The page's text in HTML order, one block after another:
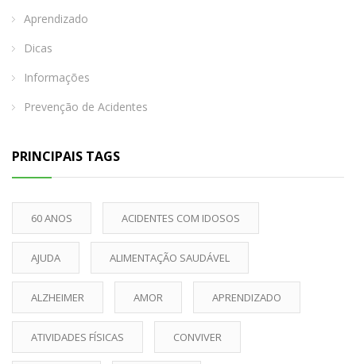
Aprendizado
Dicas
Informações
Prevenção de Acidentes
PRINCIPAIS TAGS
60 ANOS ACIDENTES COM IDOSOS
AJUDA ALIMENTAÇÃO SAUDÁVEL
ALZHEIMER AMOR APRENDIZADO
ATIVIDADES FÍSICAS CONVIVER